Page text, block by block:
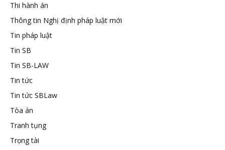
Thi hành án
Thông tin Nghị định pháp luật mới
Tin pháp luật
Tin SB
Tin SB-LAW
Tin tức
Tin tức SBLaw
Tòa án
Tranh tụng
Trọng tài